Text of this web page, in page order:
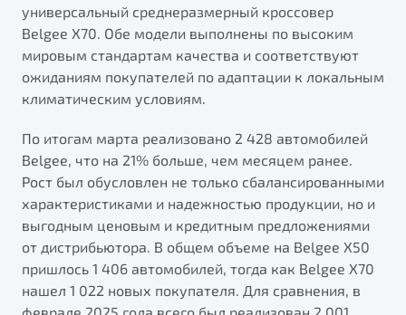
X70
Универсальный кроссовер
от 2 499 990 ₽*
В наличии
Автомобили в наличии
Тест-драйв
Автокредит
Будьте еще более уверены на дорогах с программой
"Помощь на дорогах"
Преимущества программы
Запись на сервис
Калькулятор ТО
Клиентская поддержка
универсальный среднеразмерный кроссовер
Belgee X70. Обе модели выполнены по высоким
мировым стандартам качества и соответствуют
ожиданиям покупателей по адаптации к локальным
климатическим условиям.
По итогам марта реализовано 2 428 автомобилей
Belgee, что на 21% больше, чем месяцем ранее.
Рост был обусловлен не только сбалансированными
характеристиками и надежностью продукции, но и
выгодным ценовым и кредитным предложениями
от дистрибьютора. В общем объеме на Belgee X50
пришлось 1 406 автомобилей, тогда как Belgee X70
нашел 1 022 новых покупателя. Для сравнения, в